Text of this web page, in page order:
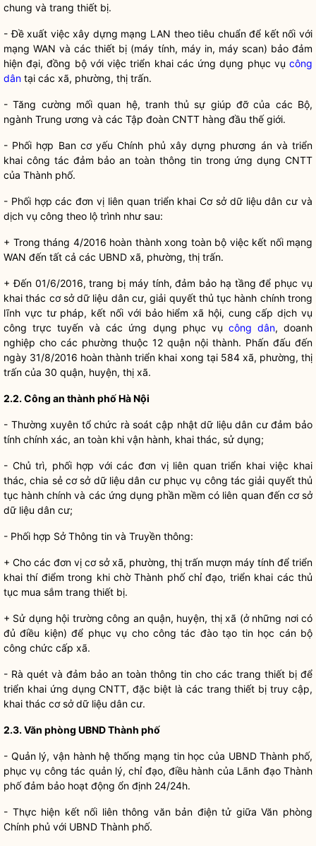
chung và trang thiết bị.
- Đề xuất việc xây dựng mạng LAN theo tiêu chuẩn để kết nối với
mạng WAN và các thiết bị (máy tính, máy in, máy scan) bảo đảm
hiện đại, đồng bộ với việc triển khai các ứng dụng phục vụ công
dân tại các xã, phường, thị trấn.
- Tăng cường mối quan hệ, tranh thủ sự giúp đỡ của các Bộ,
ngành Trung ương và các Tập đoàn CNTT hàng đầu thế giới.
- Phối hợp Ban cơ yếu Chính phủ xây dựng phương án và triển
khai công tác đảm bảo an toàn thông tin trong ứng dụng CNTT
của Thành phố.
- Phối hợp các đơn vị liên quan triển khai Cơ sở dữ liệu dân cư và
dịch vụ công theo lộ trình như sau:
+ Trong tháng 4/2016 hoàn thành xong toàn bộ việc kết nối mạng
WAN đến tất cả các UBND xã, phường, thị trấn.
+ Đến 01/6/2016, trang bị máy tính, đảm bảo hạ tầng để phục vụ
khai thác cơ sở dữ liệu dân cư, giải quyết thủ tục hành chính trong
lĩnh vực tư pháp, kết nối với bảo hiểm xã hội, cung cấp dịch vụ
công trực tuyến và các ứng dụng phục vụ công dân, doanh
nghiệp cho các phường thuộc 12 quận nội thành. Phấn đấu đến
ngày 31/8/2016 hoàn thành triển khai xong tại 584 xã, phường, thị
trấn của 30 quận, huyện, thị xã.
2.2. Công an thành phố Hà Nội
- Thường xuyên tổ chức rà soát cập nhật dữ liệu dân cư đảm bảo
tính chính xác, an toàn khi vận hành, khai thác, sử dụng;
- Chủ trì, phối hợp với các đơn vị liên quan triển khai việc khai
thác, chia sẻ cơ sở dữ liệu dân cư phục vụ công tác giải quyết thủ
tục hành chính và các ứng dụng phần mềm có liên quan đến cơ sở
dữ liệu dân cư;
- Phối hợp Sở Thông tin và Truyền thông:
+ Cho các đơn vị cơ sở xã, phường, thị trấn mượn máy tính để triển
khai thí điểm trong khi chờ Thành phốchỉ đạo, triển khai các thủ
tục mua sắm trang thiết bị.
+ Sử dụng hội trường công an quận, huyện, thị xã (ở những nơi có
đủ điều kiện) để phục vụ cho công tác đào tạo tin học cán bộ
công chức cấp xã.
- Rà quét và đảm bảo an toàn thông tin cho các trang thiết bị để
triển khai ứng dụng CNTT, đặc biệt là các trang thiết bị truy cập,
khai thác cơ sở dữ liệu dân cư.
2.3. Văn phòng UBND Thành phố
- Quản lý, vận hành hệ thống mạng tin học của UBND Thành phố,
phục vụ công tác quản lý,chỉ đạo, điều hành của Lãnh đạo Thành
phố đảm bảo hoạt động ổn định 24/24h.
- Thực hiện kết nối liên thông văn bản điện tử giữa Văn phòng
Chính phủ với UBND Thành phố.